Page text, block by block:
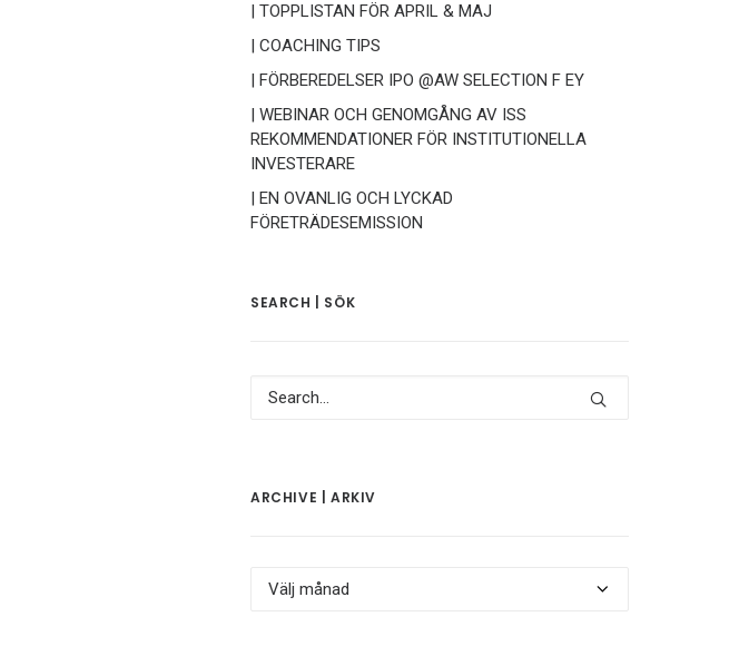
| TOPPLISTAN FÖR APRIL & MAJ
| COACHING TIPS
| FÖRBEREDELSER IPO @AW SELECTION F EY
| WEBINAR OCH GENOMGÅNG AV ISS
REKOMMENDATIONER FÖR INSTITUTIONELLA
INVESTERARE
| EN OVANLIG OCH LYCKAD
FÖRETRÄDESEMISSION
SEARCH | SÖK
ARCHIVE | ARKIV
Archive